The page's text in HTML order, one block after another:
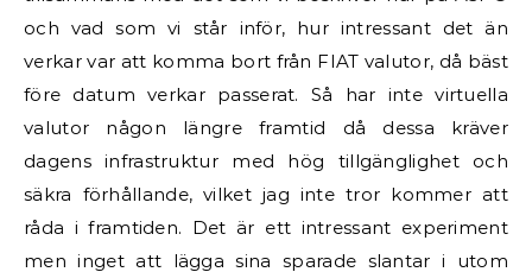
och vad som vi står inför, hur intressant det än
verkar var att komma bort från FIAT valutor, då bäst
före datum verkar passerat. Så har inte virtuella
valutor någon längre framtid då dessa kräver
dagens infrastruktur med hög tillgänglighet och
säkra förhållande, vilket jag inte tror kommer att
råda i framtiden. Det är ett intressant experiment
men inget att lägga sina sparade slantar i utom